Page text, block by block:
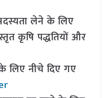
लेने के लिए
कृषि पद्धतियों और
नीचे दिए गए